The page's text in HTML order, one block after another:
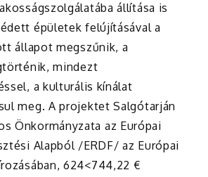
állítása is
épületek felújításával a
állapot megszűnik, a
mindezt
a kulturális kínálat
meg. A projektet Salgótarján
Önkormányzata az Európai
Alapból /ERDF/ az Európai
624<744,22 €